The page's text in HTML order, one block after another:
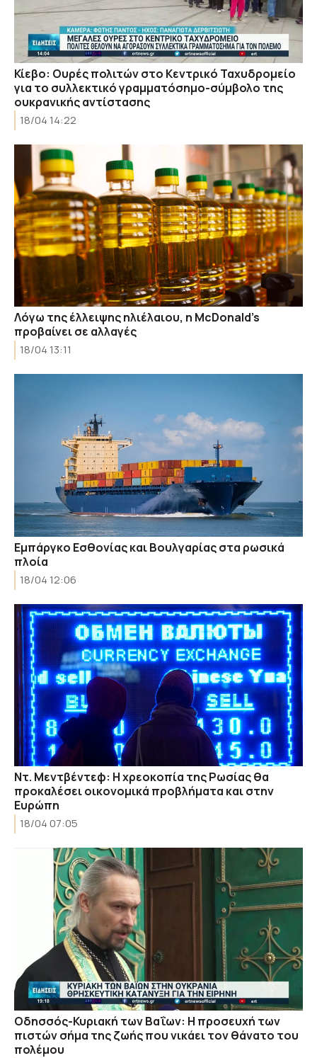
Κίεβο: Ουρές πολιτών στο Κεντρικό Ταχυδρομείο
για το συλλεκτικό γραμματόσημο-σύμβολο της
ουκρανικής αντίστασης
18/04 14:22
Λόγω της έλλειψης ηλιέλαιου, η McDonald’s
προβαίνει σε αλλαγές
18/04 13:11
Εμπάργκο Εσθονίας και Βουλγαρίας στα ρωσικά
πλοία
18/04 12:06
Ντ. Μεντβέντεφ: Η χρεοκοπία της Ρωσίας θα
προκαλέσει οικονομικά προβλήματα και στην
Ευρώπη
18/04 07:05
Οδησσός-Κυριακή των Βαΐων: Η προσευχή των
πιστών σήμα της ζωής που νικάει τον θάνατο του
πολέμου